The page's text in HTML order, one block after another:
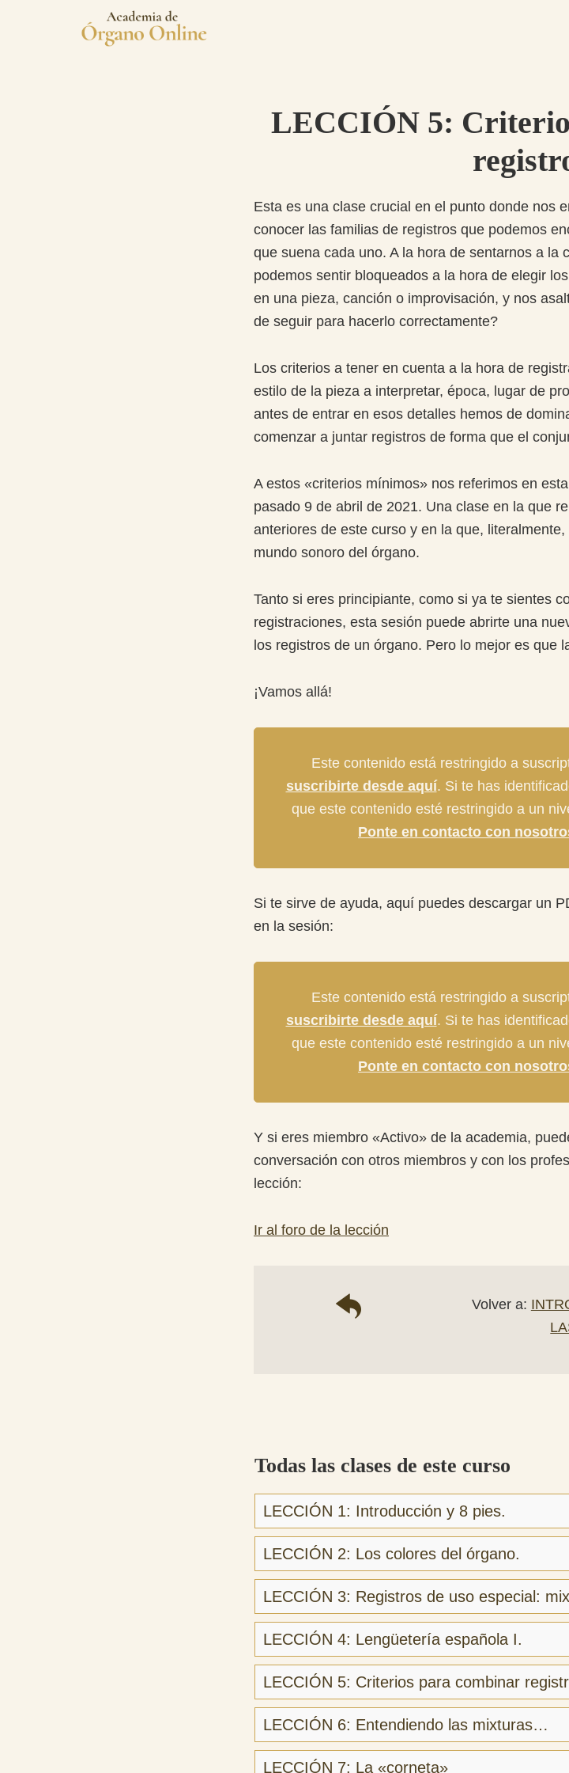
LECCIÓN 5:
Esta es una clase crucial en el punto donde nos
conocer las familias de registros que podemos
que suena cada uno. A la hora de sentarnos a la
podemos sentir bloqueados a la hora de elegir
en una pieza, canción o improvisación, y nos
de seguir para hacerlo correctamente?
Los criterios a tener en cuenta a la hora de
estilo de la pieza a interpretar, época, lugar de
antes de entrar en esos detalles hemos de
comenzar a juntar registros de forma que el
A estos «criterios mínimos» nos referimos en
pasado 9 de abril de 2021. Una clase en la que
anteriores de este curso y en la que,
mundo sonoro del órgano.
Tanto si eres principiante, como si ya te sientes
registraciones, esta sesión puede abrirte una
los registros de un órgano. Pero lo mejor es que
¡Vamos allá!
Este contenido está restringido a
suscribirte desde aquí. Si te has
que este contenido esté restringido a un
Ponte en contacto con
Si te sirve de ayuda, aquí puedes descargar un
en la sesión:
Este contenido está restringido a
suscribirte desde aquí. Si te has
que este contenido esté restringido a un
Ponte en contacto con
Y si eres miembro «Activo» de la academia,
conversación con otros miembros y con los
lección:
Ir al foro de la lección
Volver a:
Todas las clases de este curso
LECCIÓN 1: Introducción y 8 pies.
LECCIÓN 2: Los colores del órgano.
LECCIÓN 3: Registros de uso especial:
LECCIÓN 4: Lengüetería española I.
LECCIÓN 5: Criterios para combinar
LECCIÓN 6: Entendiendo las mixturas…
LECCIÓN 7: La «corneta»